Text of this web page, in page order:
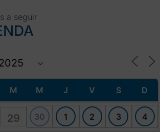
a seguir
M M J V S D
29 30 1 2 3 4